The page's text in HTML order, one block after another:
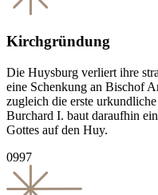
Kirchgründung
Die Huysburg verliert ihre
eine Schenkung an Bischof
zugleich die erste
Burchard I. baut daraufhin
Gottes auf den Huy.
0997